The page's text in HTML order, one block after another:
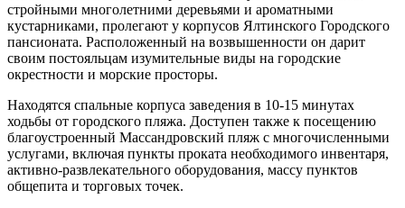
стройными многолетними деревьями и ароматными
кустарниками, пролегают у корпусов Ялтинского Городского
пансионата. Расположенный на возвышенности он дарит
своим постояльцам изумительные виды на городские
окрестности и морские просторы.
Находятся спальные корпуса заведения в 10-15 минутах
ходьбы от городского пляжа. Доступен также к посещению
благоустроенный Массандровский пляж с многочисленными
услугами, включая пункты проката необходимого инвентаря,
активно-развлекательного оборудования, массу пунктов
общепита и торговых точек.